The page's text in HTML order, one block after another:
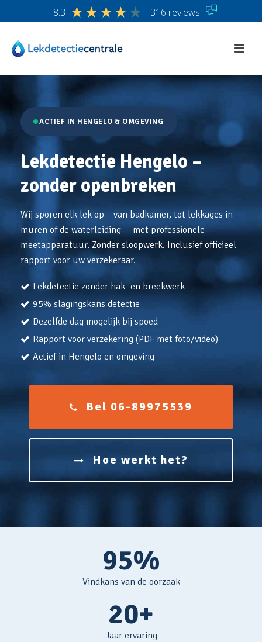
8.3 316 reviews
ACTIEF IN HENGELO & OMGEVING
Lekdetectie Hengelo –
zonder openbreken
Wij sporen elk lek op – van badkamer, tot lekkages in
muren of de waterleiding — met professionele
meetapparatuur. Zonder sloopwerk. Inclusief officieel
rapport voor uw verzekeraar.
Lekdetectie zonder hak- en breekwerk
95% slagingskans detectie
Dezelfde dag mogelijk bij spoed
Rapport voor verzekering (PDF met foto/video)
Actief in Hengelo en omgeving
Bel 06-89975539
Hoe werkt het?
95%
Vindkans van de oorzaak
20+
Jaar ervaring